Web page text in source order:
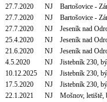
27.7.2020 NJ
Bartošovice -
27.7.2020 NJ
Bartošovice -
27.7.2020 NJ
Jeseník nad
25.4.2020 NJ
Jeseník nad
21.6.2020 NJ
Jeseník nad
4.5.2020 NJ
Jistebník 230,
10.12.2025 NJ
Jistebník 230,
17.5.2020 NJ
Jistebník 230,
22.1.2021 NJ
Mošnov, letiště,